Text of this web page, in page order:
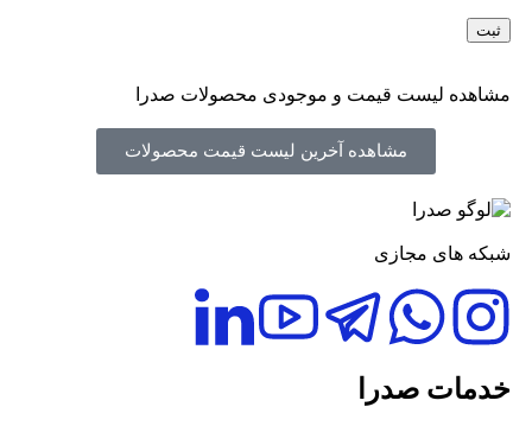
مشاهده لیست قیمت و موجودی محصولات صدرا
مشاهده آخرین لیست قیمت محصولات
شبکه های مجازی
خدمات صدرا